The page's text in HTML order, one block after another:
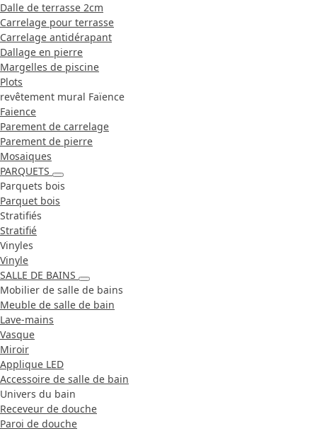
Dalle de terrasse 2cm
Carrelage pour terrasse
Carrelage antidérapant
Dallage en pierre
Margelles de piscine
Plots
revêtement mural Faïence
Faience
Parement de carrelage
Parement de pierre
Mosaiques
PARQUETS
Parquets bois
Parquet bois
Stratifiés
Stratifié
Vinyles
Vinyle
SALLE DE BAINS
Mobilier de salle de bains
Meuble de salle de bain
Lave-mains
Vasque
Miroir
Applique LED
Accessoire de salle de bain
Univers du bain
Receveur de douche
Paroi de douche